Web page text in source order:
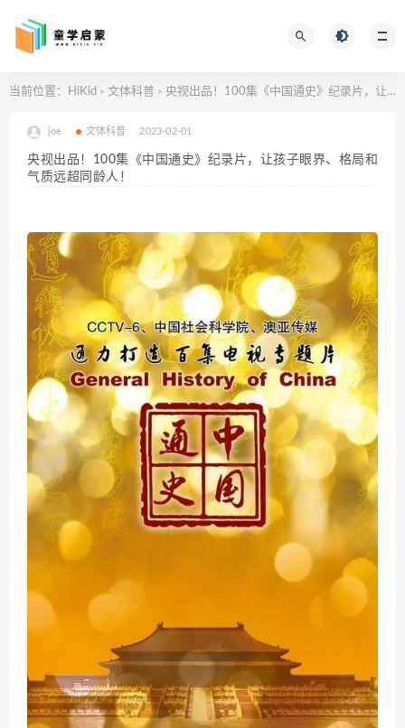
当前位置： HiKid > 文体科普 > 央视出品！100集《中国通史》纪录片，让孩子眼界、格局和气质远超同龄人！
joe 文体科普 2023-02-01
央视出品！100集《中国通史》纪录片，让孩子眼界、格局和
气质远超同龄人！